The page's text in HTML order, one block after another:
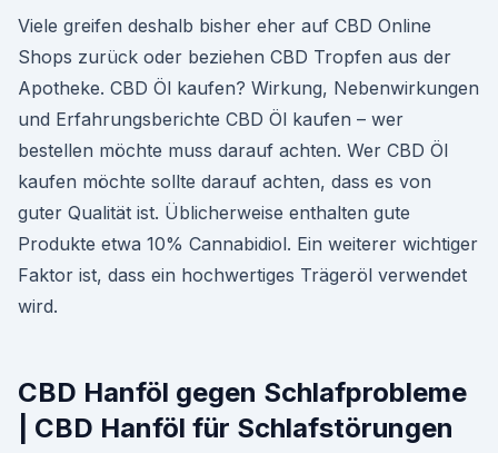
Viele greifen deshalb bisher eher auf CBD Online
Shops zurück oder beziehen CBD Tropfen aus der
Apotheke. CBD Öl kaufen? Wirkung, Nebenwirkungen
und Erfahrungsberichte CBD Öl kaufen – wer
bestellen möchte muss darauf achten. Wer CBD Öl
kaufen möchte sollte darauf achten, dass es von
guter Qualität ist. Üblicherweise enthalten gute
Produkte etwa 10% Cannabidiol. Ein weiterer wichtiger
Faktor ist, dass ein hochwertiges Trägeröl verwendet
wird.
CBD Hanföl gegen Schlafprobleme
| CBD Hanföl für Schlafstörungen